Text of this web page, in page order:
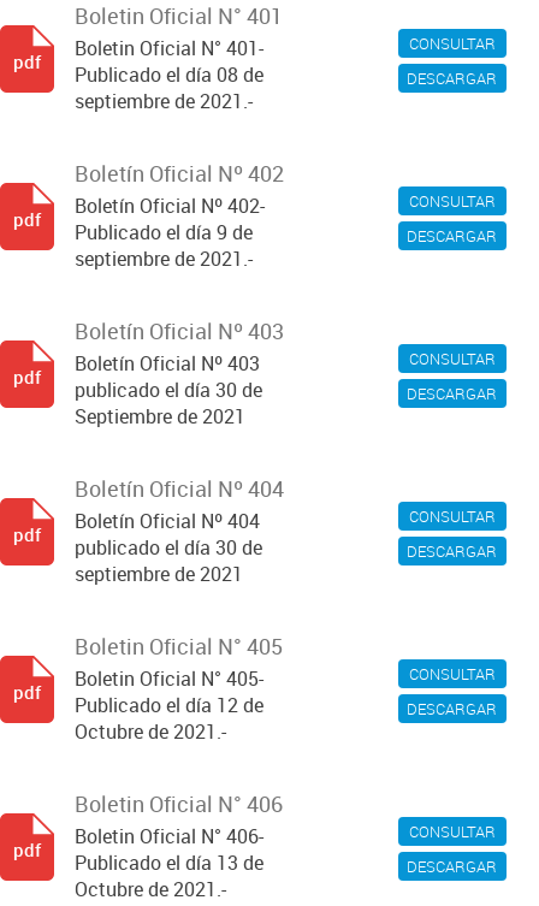
CONSULTAR
DESCARGAR
Boletin Oficial N° 401
Boletin Oficial N° 401-
Publicado el día 08 de
septiembre de 2021.-
pdf
CONSULTAR
DESCARGAR
Boletín Oficial Nº 402
Boletín Oficial Nº 402-
Publicado el día 9 de
septiembre de 2021.-
pdf
CONSULTAR
DESCARGAR
Boletín Oficial Nº 403
Boletín Oficial Nº 403
publicado el día 30 de
Septiembre de 2021
pdf
CONSULTAR
DESCARGAR
Boletín Oficial Nº 404
Boletín Oficial Nº 404
publicado el día 30 de
septiembre de 2021
pdf
CONSULTAR
DESCARGAR
Boletin Oficial N° 405
Boletin Oficial N° 405-
Publicado el día 12 de
Octubre de 2021.-
pdf
CONSULTAR
DESCARGAR
Boletin Oficial N° 406
Boletin Oficial N° 406-
Publicado el día 13 de
Octubre de 2021.-
pdf